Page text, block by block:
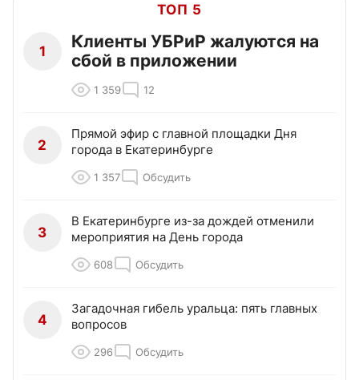
ТОП 5
1
Клиенты УБРиР жалуются на
сбой в приложении
1 359 12
2
Прямой эфир с главной площадки Дня
города в Екатеринбурге
1 357 Обсудить
3
В Екатеринбурге из-за дождей отменили
мероприятия на День города
608 Обсудить
4
Загадочная гибель уральца: пять главных
вопросов
296 Обсудить